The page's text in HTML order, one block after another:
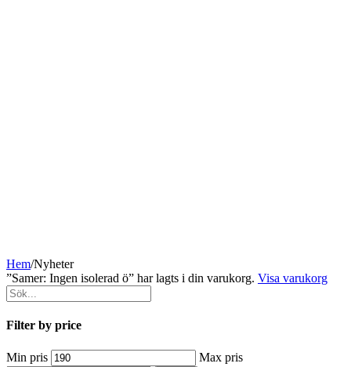
Hem/Nyheter
”Samer: Ingen isolerad ö” har lagts i din varukorg. Visa varukorg
Filter by price
Min pris Max pris